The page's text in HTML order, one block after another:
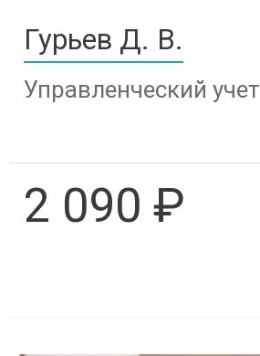
Гурьев Д. В.
Управленческий учет
2 090 ₽